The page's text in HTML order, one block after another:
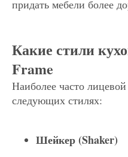
придать мебели более
Какие стили
Frame
Наиболее часто лицевой
следующих стилях:
Шейкер (Shaker)